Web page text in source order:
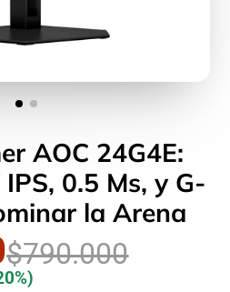
AOC 24G4E:
0.5 Ms, y G-
la Arena
$790.000